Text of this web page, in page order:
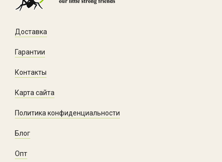
Доставка
Гарантии
Контакты
Карта сайта
Политика конфиденциальности
Блог
Опт